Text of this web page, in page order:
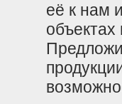
её к нам